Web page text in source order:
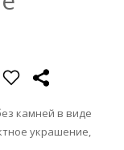
камней в виде
украшение,